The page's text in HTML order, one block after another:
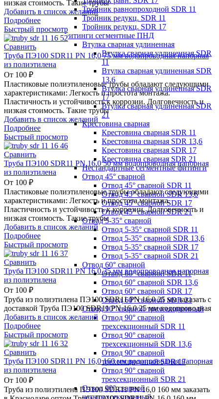
Тройник равнопроходной SDR 11
Тройник редукц. SDR 11
Тройник редукц. SDR 17
Фитинги сегментные ПНД
Втулка сварная удлиненная
Втулка сварная удлиненная SDR
11
Втулка сварная удлиненная SDR
13,6
Втулка сварная удлиненная SDR
17
Втулка сварная удлиненная SDR
21
Крестовина сварная
Крестовина сварная SDR 11
Крестовина сварная SDR 13,6
Крестовина сварная SDR 17
Крестовина сварная SDR 21
Нестандартные сегментные фитинги
Отвод 45° сварной
Отвод 45° сварной SDR 11
Отвод 45° сварной SDR 13,6
Отвод 45° сварной SDR 17
Отвод 45° сварной SDR 21
Отвод 5-35° сварной
Отвод 5-35° сварной SDR 11
Отвод 5-35° сварной SDR 13,6
Отвод 5-35° сварной SDR 17
Отвод 5-35° сварной SDR 21
Отвод 60° сварной
Отвод 60° сварной SDR 11
Отвод 60° сварной SDR 13,6
Отвод 60° сварной SDR 17
Отвод 60° сварной SDR 21
Отвод 90° сварной трехсекционный
Отвод 90° сварной
трехсекционный SDR 11
Отвод 90° сварной
трехсекционный SDR 13,6
Отвод 90° сварной
трехсекционный SDR 17
Отвод 90° сварной
трехсекционный SDR 21
Отвод 90° сварной
четырехсекционный
низкая стоимость. Такие трубы
Добавить в список желаний
Подробнее
Быстрый просмотр
Сравнить
Труба ПЭ100 SDR11 PN 16,0 75 мм водопроводная напорная
из полиэтилена
От 100 ₽
Пластиковые полиэтиленовые трубы обладают следующими
характеристиками: Легкость и простота монтажа.
Пластичность и устойчивость к коррозии. Долговечность и
низкая стоимость. Такие трубы
Добавить в список желаний
Подробнее
Быстрый просмотр
Сравнить
Труба ПЭ100 SDR11 PN 16,0 50 мм водопроводная напорная
из полиэтилена
От 100 ₽
Пластиковые полиэтиленовые трубы обладают следующими
характеристиками: Легкость и простота монтажа.
Пластичность и устойчивость к коррозии. Долговечность и
низкая стоимость. Такие трубы
Добавить в список желаний
Подробнее
Быстрый просмотр
Сравнить
Труба ПЭ100 SDR11 PN 16,0 25 мм водопроводная напорная
из полиэтилена
От 100 ₽
Труба из полиэтилена ПЭ100 SDR11 PN 16,0 25 мм заказать с
доставкой Труба ПЭ100 SDR11 PN 16,0 25 мм водопроводная
Добавить в список желаний
Подробнее
Быстрый просмотр
Сравнить
Труба ПЭ100 SDR11 PN 16,0 160 мм водопроводная напорная
из полиэтилена
От 100 ₽
Труба из полиэтилена ПЭ100 SDR11 PN 16,0 160 мм заказать